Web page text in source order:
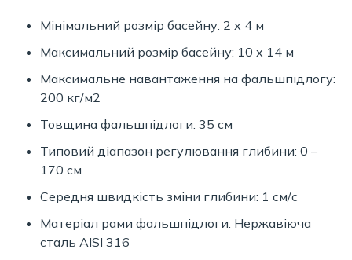
Мінімальний розмір басейну: 2 x 4 м
Максимальний розмір басейну: 10 x 14 м
Максимальне навантаження на фальшпідлогу:
200 кг/м2
Товщина фальшпідлоги: 35 см
Типовий діапазон регулювання глибини: 0 –
170 см
Середня швидкість зміни глибини: 1 см/с
Матеріал рами фальшпідлоги: Нержавіюча
сталь АISI 316